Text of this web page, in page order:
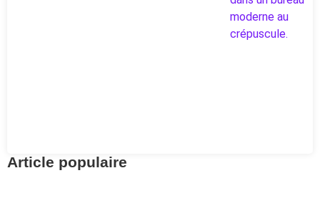
Article populaire